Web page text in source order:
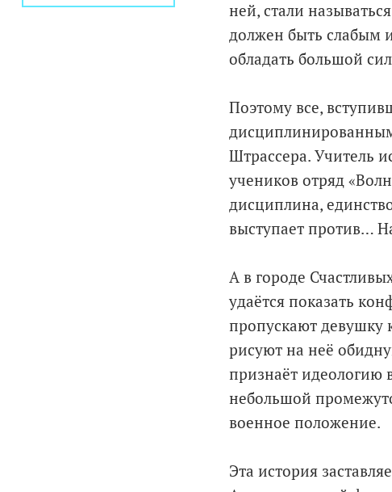
ней, стали
должен быть слабым
обладать большой
Поэтому все,
Штрассера. Учитель
учеников отряд
дисциплина,
выступает против…
А в городе
удаётся показать
пропускают девушку
рисуют на неё
признаёт идеологию
небольшой
военное положение.
Эта история